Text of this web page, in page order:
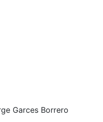
Garces Borrero